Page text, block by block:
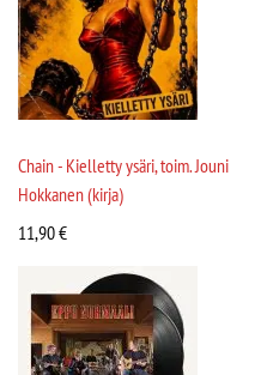
Chain - Kielletty ysäri, toim. Jouni
Hokkanen (kirja)
11,90€